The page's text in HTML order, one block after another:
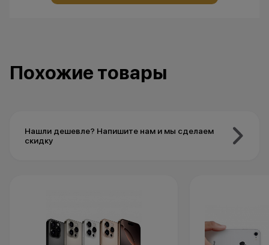
Похожие товары
Нашли дешевле? Напишите нам и мы сделаем
скидку